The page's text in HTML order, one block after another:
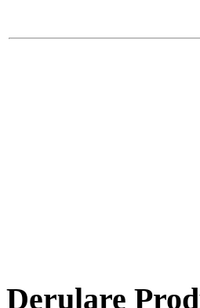
Derulare